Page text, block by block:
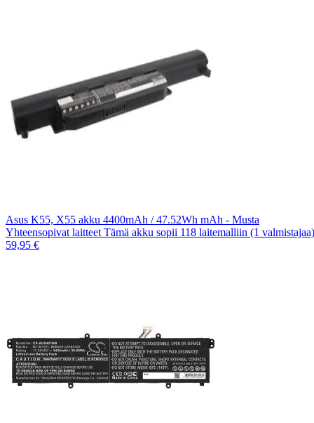
Asus K55, X55 akku 4400mAh / 47.52Wh mAh - Musta
Yhteensopivat laitteet Tämä akku sopii 118 laitemalliin (1
59,95 €